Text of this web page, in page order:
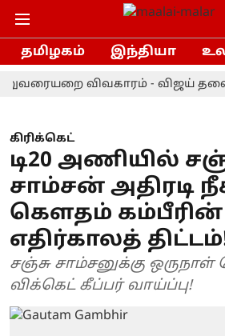
தமிழகம் இந்தியா
விவகாரம் - விஜய்
கிரிக்கெட்
டி20 அணியில்
சாம்சன் அதிரடி
கௌதம் கம்பீரின்
எதிர்காலத்
சஞ்சு சாம்சனுக்கு ஒருநாள்
விக்கெட் கீப்பர் வாய்ப்பு!